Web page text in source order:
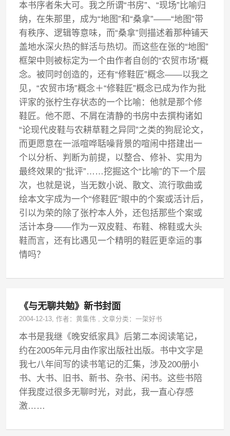
本书序者朱大可。我之所谓“书房”、“现场”比喻归
纳，在朱那里，成为“地图”和“桑拿”——“地图”带
有秩序、逻辑等意味，而“桑拿”则描述着那种铺天
盖地水深火热的鲜活与热切。而这些在张的“地图”
框架中则被标定为一个由作者自创的“农贸市场”概
念。被同时创造的，还有“修鞋匠”概念——以我之
见，“农贸市场”概念＋“修鞋匠”概念已成为作为批
评家的张柠生存状态的一个比喻：他就是那个修
鞋匠。他不愿、不屑在清静的书房中去撰构诸如
“论现代皮鞋与农耕草鞋之异同”之类的狗屁论文，
而更愿意在一派喧哗聒噪背景的喧闹中搭建出一
个以分析、判断为前提，以整合、修补、实用为
最终效果的“批评”……挖掘这个“比喻”的下一个层
次，也就是说，当无数小说、散文、流行歌曲或
绘本文字成为一个“修鞋匠”眼中的个案或活计后，
引以为荣的除了张柠本人外，还包括那些个案或
活计本身——作为一双皮鞋、布鞋、棉鞋或大头
鞋而言，还有比遇见一个精明的鞋匠更幸运的事
情吗？
《与无聊共勉》新书封面
2004-12-13, 作者：黄集伟 ,文章分类：一架好书
本书是我继《晚安纸家具》后第二本阅读笔记，
约在2005年元月由作家出版社出版。书中文字是
我七八年间写的读书笔记的汇集，涉及200册小
书、大书、旧书、新书、杂书、闲书。这些书陪
伴我度过很多无聊时光，对此，我一直心存感
激……